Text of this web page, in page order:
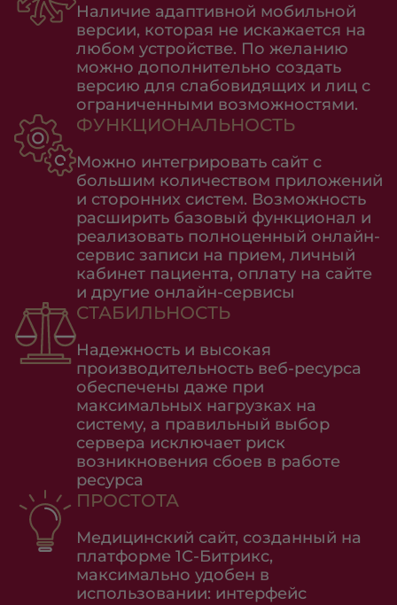
Наличие адаптивной мобильной
версии, которая не искажается на
любом устройстве. По желанию
можно дополнительно создать
версию для слабовидящих и лиц с
ограниченными возможностями.
ФУНКЦИОНАЛЬНОСТЬ
Можно интегрировать сайт с
большим количеством приложений
и сторонних систем. Возможность
расширить базовый функционал и
реализовать полноценный онлайн-
сервис записи на прием, личный
кабинет пациента, оплату на сайте
и другие онлайн-сервисы
СТАБИЛЬНОСТЬ
Надежность и высокая
производительность веб-ресурса
обеспечены даже при
максимальных нагрузках на
систему, а правильный выбор
сервера исключает риск
возникновения сбоев в работе
ресурса
ПРОСТОТА
Медицинский сайт, созданный на
платформе 1С-Битрикс,
максимально удобен в
использовании: интерфейс